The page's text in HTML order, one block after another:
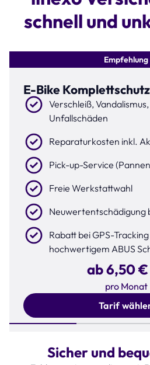
schnell und
Empfehlung
E-Bike Komplettschutz
Verschleiß,
Unfallschäden
Reparaturkosten inkl.
Pick-up-Service
Freie Werkstattwahl
Neuwertentschädigung
Rabatt bei GPS-
hochwertigem ABUS
ab 6,50 €
pro Monat
Tarif
Sicher und